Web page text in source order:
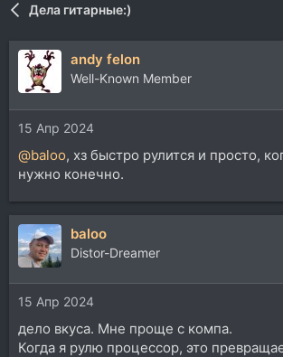
о
р
т
е
м
н
ч
Дела гитарные:)
andy felon
Well-Known Member
15 Апр 2024
@baloo, хз быстро рулится и просто,
нужно конечно.
baloo
Distor-Dreamer
15 Апр 2024
дело вкуса. Мне проще с компа.
Когда я рулю процессор, это